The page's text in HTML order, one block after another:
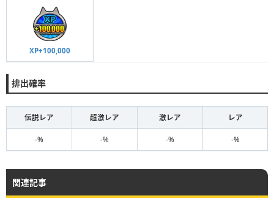
XP+100,000
排出確率
伝説レア 超激レア 激レア レア
-% -% -% -%
関連記事